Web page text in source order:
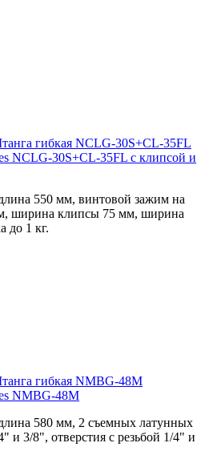
NCLG-30S+CL-35FL с клипсой и
550 мм, винтовой зажим на
ширина клипсы 75 мм, ширина
до 1 кг.
NMBG-48M
580 мм, 2 съемных латунных
и 3/8", отверстия с резьбой 1/4" и